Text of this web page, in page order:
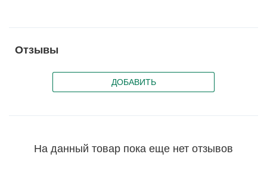
Отзывы
ДОБАВИТЬ
На данный товар пока еще нет отзывов